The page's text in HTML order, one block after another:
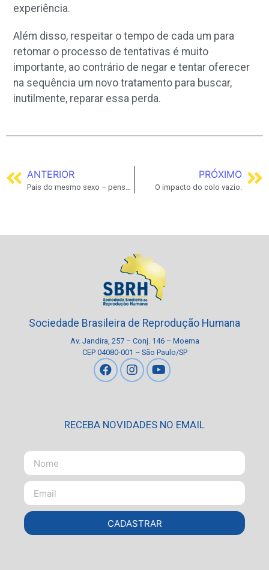
experiência.
Além disso, respeitar o tempo de cada um para
retomar o processo de tentativas é muito
importante, ao contrário de negar e tentar oferecer
na sequência um novo tratamento para buscar,
inutilmente, reparar essa perda.
ANTERIOR PRÓXIMO
O impacto do colo vazio.
Sociedade Brasileira de Reprodução Humana
Av. Jandira, 257 – Conj. 146 – Moema
CEP 04080-001 – São Paulo/SP
RECEBA NOVIDADES NO EMAIL
CADASTRAR